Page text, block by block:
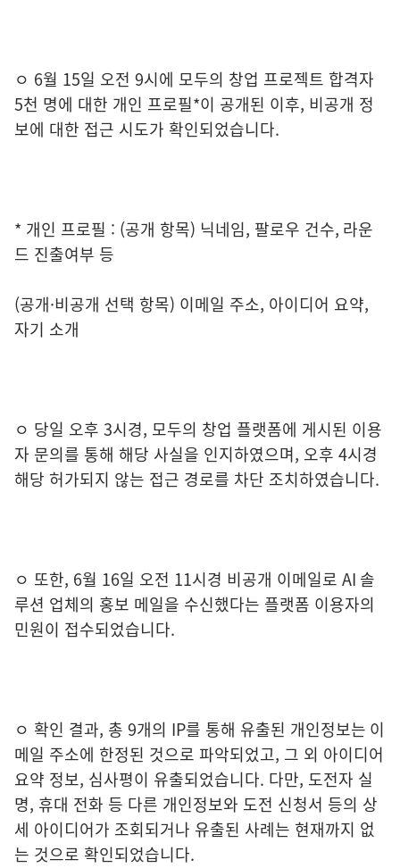
ㅇ 6월 15일 오전 9시에 모두의 창업 프로젝트 합격자
5천 명에 대한 개인 프로필*이 공개된 이후, 비공개 정
보에 대한 접근 시도가 확인되었습니다.
* 개인 프로필 : (공개 항목) 닉네임, 팔로우 건수, 라운
드 진출여부 등
(공개·비공개 선택 항목) 이메일 주소, 아이디어 요약,
자기 소개
ㅇ 당일 오후 3시경, 모두의 창업 플랫폼에 게시된 이용
자 문의를 통해 해당 사실을 인지하였으며, 오후 4시경
해당 허가되지 않는 접근 경로를 차단 조치하였습니다.
ㅇ 또한, 6월 16일 오전 11시경 비공개 이메일로 AI 솔
루션 업체의 홍보 메일을 수신했다는 플랫폼 이용자의
민원이 접수되었습니다.
ㅇ 확인 결과, 총 9개의 IP를 통해 유출된 개인정보는 이
메일 주소에 한정된 것으로 파악되었고, 그 외 아이디어
요약 정보, 심사평이 유출되었습니다. 다만, 도전자 실
명, 휴대 전화 등 다른 개인정보와 도전 신청서 등의 상
세 아이디어가 조회되거나 유출된 사례는 현재까지 없
는 것으로 확인되었습니다.